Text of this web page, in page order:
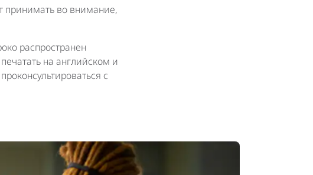
принимать во внимание,
распространен
на английском и
с